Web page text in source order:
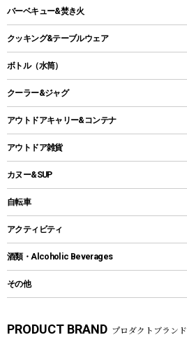
タープ
スクエアタープ（レクタタープ）
メッシュタープ
自立式タープ
パラソル
テントアクセサリー
ペグ
グランドシート
ガイドロープ
ツール
ガスランタン
オイルランタン
LEDライト
ヘッドライト
キャンドル
ガスバーナー
ガス缶
ガストーチ、ライター
バーベキュー&焚き火
バーベキューコンロ、グリル
焚き火台タイプ（ロースタイル）グリル
卓上タイプグリル
パーティータイプグリル
鉄板、アミ
焚き火台&ストーブ
火起こし
バーベキューツール
クッキング&テーブルウェア
ダッチオーブン
ホットサンドメーカー
クッカーセット
シェラカップ
クッキングツール
ナイフ
カトラリー
マグカップ、カップ
ボトル（水筒）
ステンレスボトル
コップ付きタイプ
ワンタッチタイプ
プラスチックボトル
ディズニーボトル
クーラー&ジャグ
クーラーボックス
クーラーバッグ
ウォータージャグ
保冷剤
アウトドアキャリー&コンテナ
アウトドアキャリー
アウトドア雑貨
バックパック&バッグ
リュック、バックパック
トートバッグ、サコッシュ
ショッピングキャリー
その他アウトドア雑貨
カヌー&SUP
インフレータブル
カヤック
パドル
ヘルメット
自転車
折りたたみ自転車
スポーツサイクル
シティサイクル
アクティビティ
マリン
ラッシュガード
酒類・Alcoholic Beverages
その他
湯たんぽ
PRODUCT BRAND プロダクトブランド